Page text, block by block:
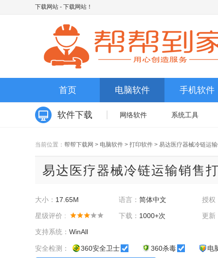
下载网站 - 下载网站！
首页 电脑软件 手机软件
软件下载 网络软件 系统工具
当前位置： 帮帮下载网 > 电脑软件 > 打印软件 > 易达医疗器械冷链运
易达医疗器械冷链运输销售
大小： 17.65M 语言： 简体中文 授权
星级评价 : 下载： 1000+次 更新
支持系统： WinAll
安全检测： 360安全卫士 360杀毒 电